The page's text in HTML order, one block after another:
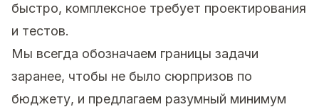
быстро, комплексное требует проектирования
и тестов.
Мы всегда обозначаем границы задачи
заранее, чтобы не было сюрпризов по
бюджету, и предлагаем разумный минимум